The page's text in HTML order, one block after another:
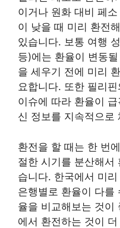
이거나 원화 대비 페
이 낮을 때 미리 환전
있습니다. 보통 여행
등)에는 환율이 변동
을 세우기 전에 미리
요합니다. 또한 필리
이슈에 따라 환율이
신 정보를 지속적으로
환전을 할 때는 한 번
절한 시기를 분산해서
습니다. 한국에서 미
은행별로 환율이 다를
율을 비교해보는 것이
에서 환전하는 것이